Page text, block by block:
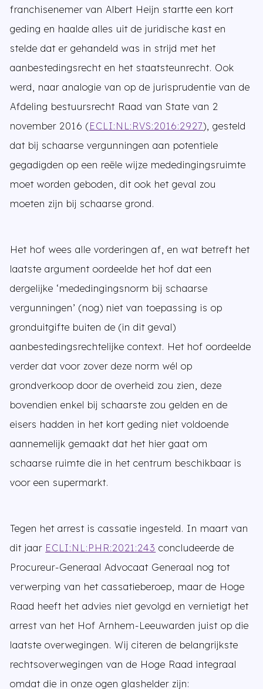
franchisenemer van Albert Heijn startte een kort
geding en haalde alles uit de juridische kast en
stelde dat er gehandeld was in strijd met het
aanbestedingsrecht en het staatsteunrecht. Ook
werd, naar analogie van op de jurisprudentie van de
Afdeling bestuursrecht Raad van State van 2
november 2016 (ECLI:NL:RVS:2016:2927), gesteld
dat bij schaarse vergunningen aan potentiele
gegadigden op een reële wijze mededingingsruimte
moet worden geboden, dit ook het geval zou
moeten zijn bij schaarse grond.
Het hof wees alle vorderingen af, en wat betreft het
laatste argument oordeelde het hof dat een
dergelijke ‘mededingingsnorm bij schaarse
vergunningen’ (nog) niet van toepassing is op
gronduitgifte buiten de (in dit geval)
aanbestedingsrechtelijke context. Het hof oordeelde
verder dat voor zover deze norm wél op
grondverkoop door de overheid zou zien, deze
bovendien enkel bij schaarste zou gelden en de
eisers hadden in het kort geding niet voldoende
aannemelijk gemaakt dat het hier gaat om
schaarse ruimte die in het centrum beschikbaar is
voor een supermarkt.
Tegen het arrest is cassatie ingesteld. In maart van
dit jaar ECLI:NL:PHR:2021:243 concludeerde de
Procureur-Generaal Advocaat Generaal nog tot
verwerping van het cassatieberoep, maar de Hoge
Raad heeft het advies niet gevolgd en vernietigt het
arrest van het Hof Arnhem-Leeuwarden juist op die
laatste overwegingen. Wij citeren de belangrijkste
rechtsoverwegingen van de Hoge Raad integraal
omdat die in onze ogen glashelder zijn: